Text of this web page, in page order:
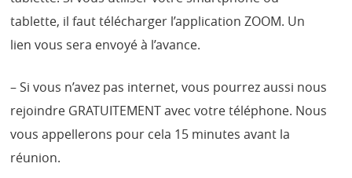
tablette, il faut télécharger l’application ZOOM. Un
lien vous sera envoyé à l’avance.
– Si vous n’avez pas internet, vous pourrez aussi nous
rejoindre GRATUITEMENT avec votre téléphone. Nous
vous appellerons pour cela 15 minutes avant la
réunion.